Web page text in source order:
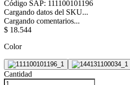
Código SAP: 111100101196
Cargando datos del SKU...
Cargando comentarios...
$ 18.544
Color
Cantidad